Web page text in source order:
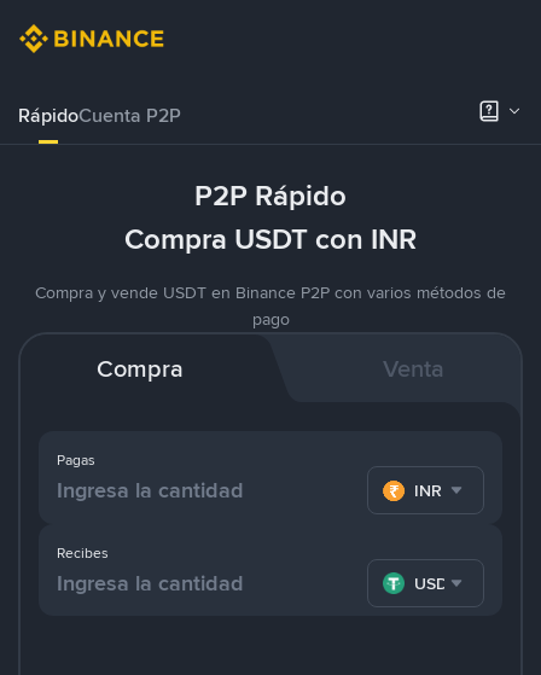
RápidoCuenta P2P
P2P Rápido
Compra USDT con INR
Compra y vende USDT en Binance P2P con varios métodos de
pago
Compra Venta
Pagas
INR
Recibes
USDT